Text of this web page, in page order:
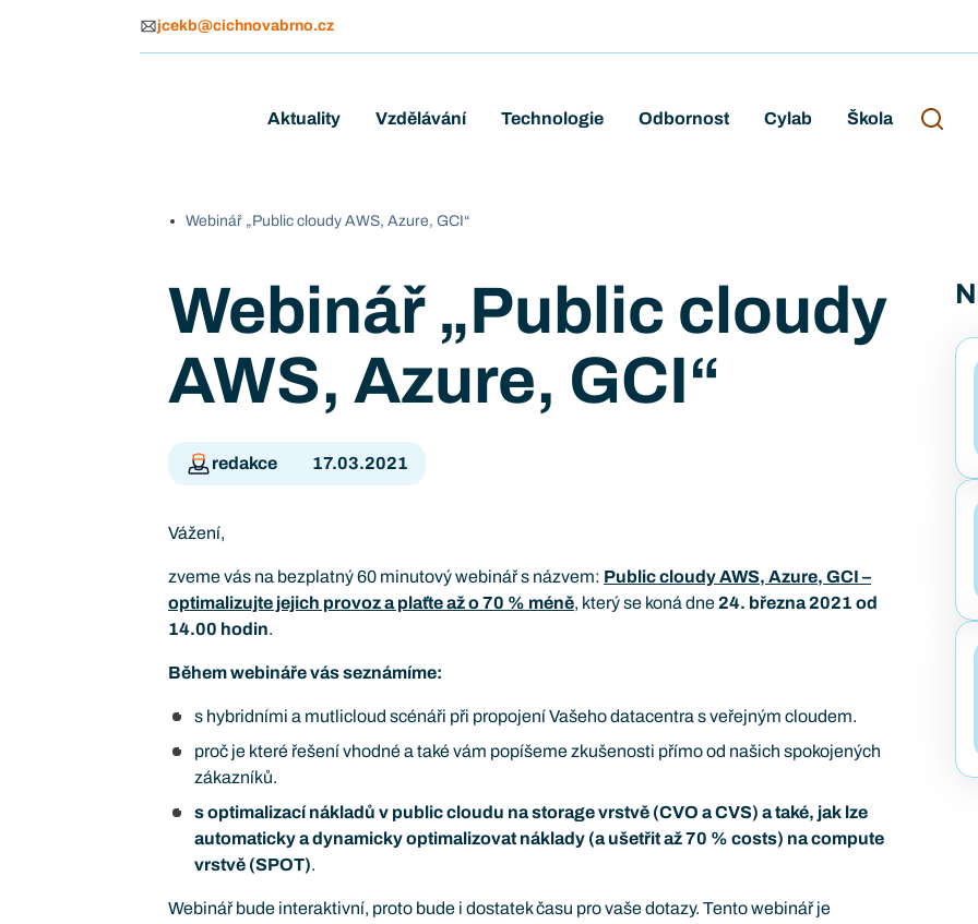
jcekb@cichnovabrno.cz
Aktuality Vzdělávání Technologie Odbornost Cylab Škola
Webinář „Public cloudy AWS, Azure, GCI“
Webinář „Public cloudy
AWS, Azure, GCI“
redakce 17.03.2021
Vážení,
zveme vás na bezplatný 60 minutový webinář s názvem: Public cloudy AWS, Azure, GCI –
optimalizujte jejich provoz a plaťte až o 70 % méně, který se koná dne 24. března 2021 od
14.00 hodin.
Během webináře vás seznámíme:
s hybridními a mutlicloud scénáři při propojení Vašeho datacentra s veřejným cloudem.
proč je které řešení vhodné a také vám popíšeme zkušenosti přímo od našich spokojených
zákazníků.
s optimalizací nákladů v public cloudu na storage vrstvě (CVO a CVS) a také, jak lze
automaticky a dynamicky optimalizovat náklady (a ušetřit až 70 % costs) na compute
vrstvě (SPOT).
Webinář bude interaktivní, proto bude i dostatek času pro vaše dotazy. Tento webinář je